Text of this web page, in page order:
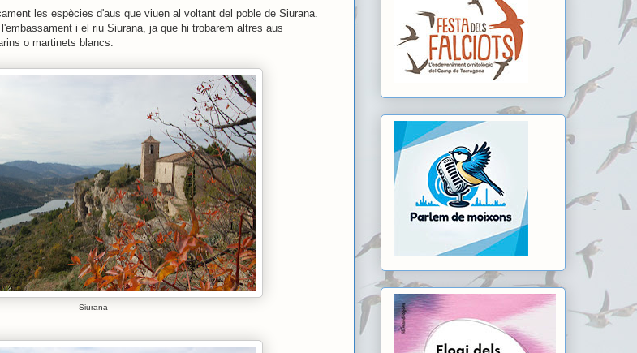
les espècies d'aus que viuen al voltant del poble de Siurana.
i el riu Siurana, ja que hi trobarem altres aus
o martinets blancs.
Siurana